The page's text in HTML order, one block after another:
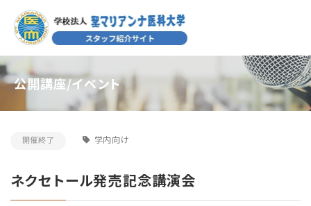
公開講座/イベント
開催終了 学内向け
ネクセトール発売記念講演会